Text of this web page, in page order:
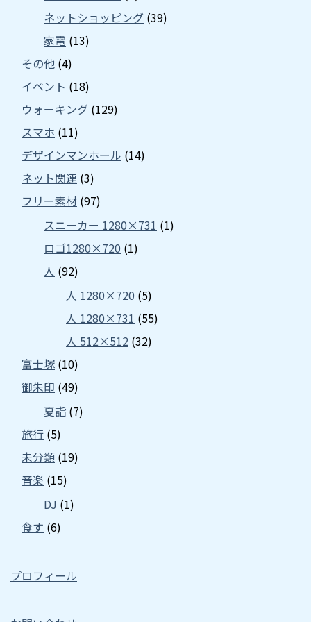
ネットショッピング (39)
家電 (13)
その他 (4)
イベント (18)
ウォーキング (129)
スマホ (11)
デザインマンホール (14)
ネット関連 (3)
フリー素材 (97)
スニーカー 1280×731 (1)
ロゴ1280×720 (1)
人 (92)
人 1280×720 (5)
人 1280×731 (55)
人 512×512 (32)
富士塚 (10)
御朱印 (49)
夏詣 (7)
旅行 (5)
未分類 (19)
音楽 (15)
DJ (1)
食す (6)
プロフィール